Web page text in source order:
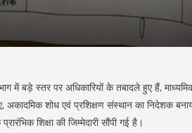
में बड़े स्तर पर अधिकारियों के तबादले हुए हैं,
शोध एवं प्रशिक्षण संस्थान का निदेशक बनाया
शिक्षा की जिम्मेदारी सौंपी गई है।